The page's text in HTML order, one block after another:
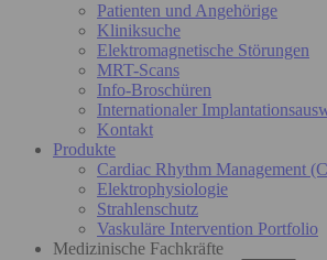
Patienten und Angehörige
Kliniksuche
Elektromagnetische Störungen
MRT-Scans
Info-Broschüren
Internationaler
Kontakt
Produkte
Cardiac Rhythm Management
Elektrophysiologie
Strahlenschutz
Vaskuläre Intervention Portfolio
Medizinische Fachkräfte